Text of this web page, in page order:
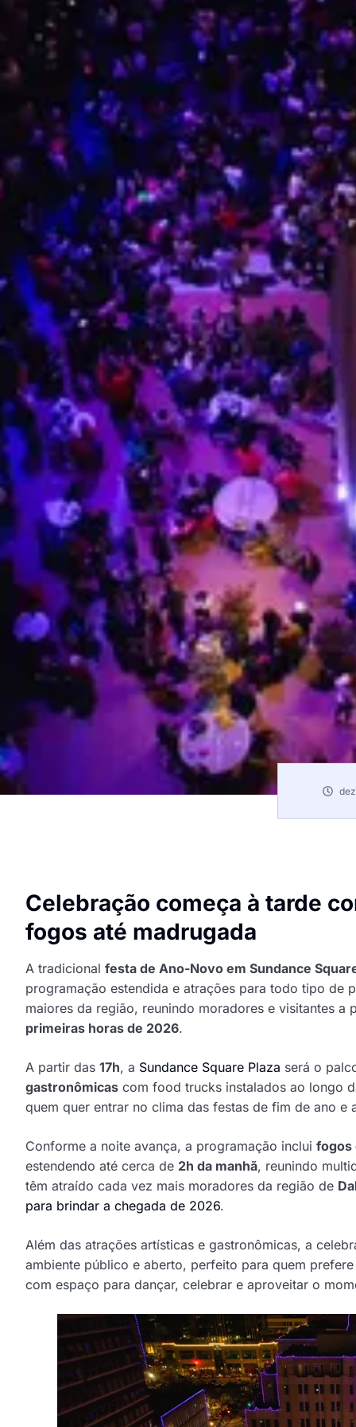
Celebração começa à tarde
fogos até madrugada
A tradicional festa de Ano-Novo em Sundance
programação estendida e atrações para todo tipo de
maiores da região, reunindo moradores e visitantes
primeiras horas de 2026.
A partir das 17h, a Sundance Square Plaza será o
gastronômicas com food trucks instalados ao longo
quem quer entrar no clima das festas de fim de ano
Conforme a noite avança, a programação inclui fogos
estendendo até cerca de 2h da manhã, reunindo
têm atraído cada vez mais moradores da região de
para brindar a chegada de 2026.
Além das atrações artísticas e gastronômicas, a
ambiente público e aberto, perfeito para quem
com espaço para dançar, celebrar e aproveitar o
Paulo Mecânico
Mecânico de Carros Delivery